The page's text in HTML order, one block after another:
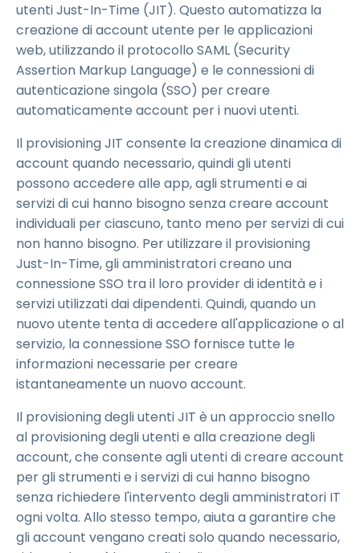
utenti Just-In-Time (JIT). Questo automatizza la
creazione di account utente per le applicazioni
web, utilizzando il protocollo SAML (Security
Assertion Markup Language) e le connessioni di
autenticazione singola (SSO) per creare
automaticamente account per i nuovi utenti.
Il provisioning JIT consente la creazione dinamica di
account quando necessario, quindi gli utenti
possono accedere alle app, agli strumenti e ai
servizi di cui hanno bisogno senza creare account
individuali per ciascuno, tanto meno per servizi di cui
non hanno bisogno. Per utilizzare il provisioning
Just-In-Time, gli amministratori creano una
connessione SSO tra il loro provider di identità e i
servizi utilizzati dai dipendenti. Quindi, quando un
nuovo utente tenta di accedere all'applicazione o al
servizio, la connessione SSO fornisce tutte le
informazioni necessarie per creare
istantaneamente un nuovo account.
Il provisioning degli utenti JIT è un approccio snello
al provisioning degli utenti e alla creazione degli
account, che consente agli utenti di creare account
per gli strumenti e i servizi di cui hanno bisogno
senza richiedere l'intervento degli amministratori IT
ogni volta. Allo stesso tempo, aiuta a garantire che
gli account vengano creati solo quando necessario,